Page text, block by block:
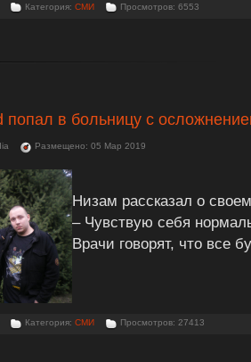
Категория: СМИ Просмотров: 6553
попал в больницу с
Размещено: 05 Мар 2019
Низам рассказал о
– Чувствую себя
Врачи говорят, что все
Категория: СМИ Просмотров: 27413